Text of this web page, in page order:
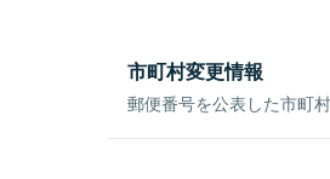
市町村変更情報
郵便番号を公表した市町